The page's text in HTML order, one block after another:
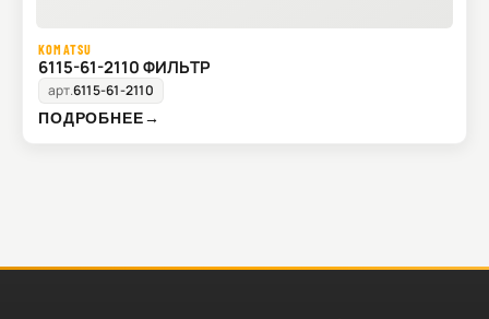
KOMATSU
6115-61-2110 ФИЛЬТР
арт.6115-61-2110
ПОДРОБНЕЕ→